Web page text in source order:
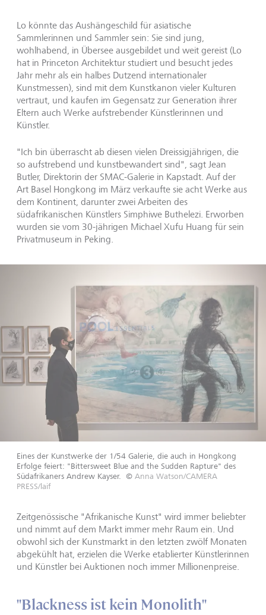
Lo könnte das Aushängeschild für asiatische
Sammlerinnen und Sammler sein: Sie sind jung,
wohlhabend, in Übersee ausgebildet und weit gereist (Lo
hat in Princeton Architektur studiert und besucht jedes
Jahr mehr als ein halbes Dutzend internationaler
Kunstmessen), sind mit dem Kunstkanon vieler Kulturen
vertraut, und kaufen im Gegensatz zur Generation ihrer
Eltern auch Werke aufstrebender Künstlerinnen und
Künstler.
"Ich bin überrascht ab diesen vielen Dreissigjährigen, die
so aufstrebend und kunstbewandert sind", sagt Jean
Butler, Direktorin der SMAC-Galerie in Kapstadt. Auf der
Art Basel Hongkong im März verkaufte sie acht Werke aus
dem Kontinent, darunter zwei Arbeiten des
südafrikanischen Künstlers Simphiwe Buthelezi. Erworben
wurden sie vom 30-jährigen Michael Xufu Huang für sein
Privatmuseum in Peking.
Eines der Kunstwerke der 1/54 Galerie, die auch in Hongkong
Erfolge feiert: "Bittersweet Blue and the Sudden Rapture" des
Südafrikaners Andrew Kayser. © Anna Watson/CAMERA
PRESS/laif
Zeitgenössische "Afrikanische Kunst" wird immer beliebter
und nimmt auf dem Markt immer mehr Raum ein. Und
obwohl sich der Kunstmarkt in den letzten zwölf Monaten
abgekühlt hat, erzielen die Werke etablierter Künstlerinnen
und Künstler bei Auktionen noch immer Millionenpreise.
"Blackness ist kein Monolith"